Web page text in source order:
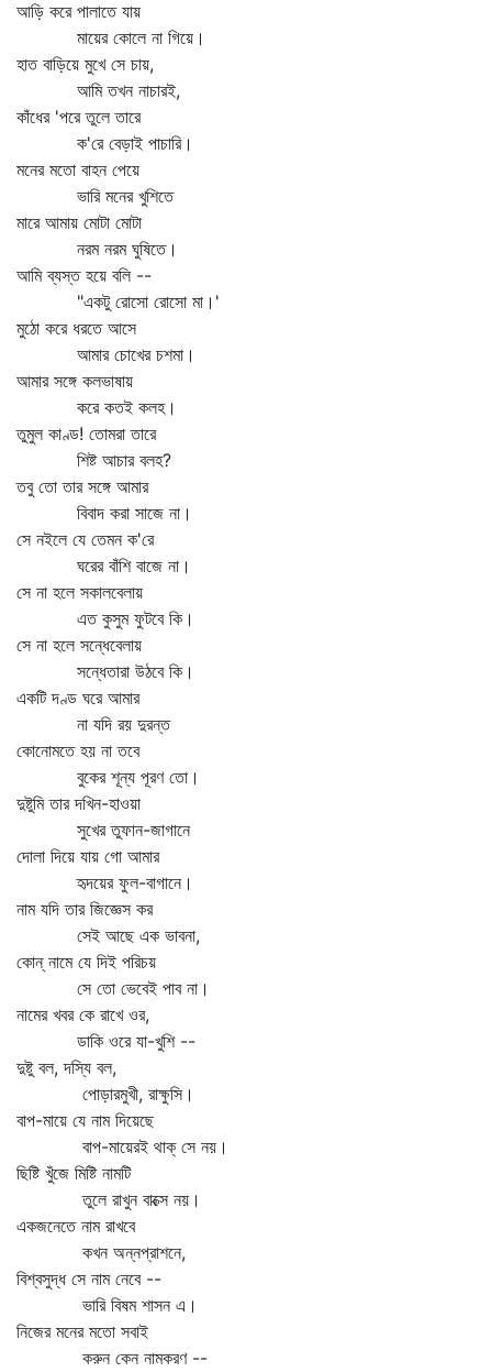
আড়ি করে পালাতে যায়
মায়ের কোলে না গিয়ে।
হাত বাড়িয়ে মুখে সে চায়,
আমি তখন নাচারই,
কাঁধের 'পরে তুলে তারে
ক'রে বেড়াই পাচারি।
মনের মতো বাহন পেয়ে
ভারি মনের খুশিতে
মারে আমায় মোটা মোটা
নরম নরম ঘুষিতে।
আমি ব্যস্ত হয়ে বলি --
"একটু রোসো রোসো মা।'
মুঠো করে ধরতে আসে
আমার চোখের চশমা।
আমার সঙ্গে কলভাষায়
করে কতই কলহ।
তুমুল কাণ্ড! তোমরা তারে
শিষ্ট আচার বলহ?
তবু তো তার সঙ্গে আমার
বিবাদ করা সাজে না।
সে নইলে যে তেমন ক'রে
ঘরের বাঁশি বাজে না।
সে না হলে সকালবেলায়
এত কুসুম ফুটবে কি।
সে না হলে সন্ধেবেলায়
সন্ধেতারা উঠবে কি।
একটি দণ্ড ঘরে আমার
না যদি রয় দুরন্ত
কোনোমতে হয় না তবে
বুকের শূন্য পূরণ তো।
দুষ্টুমি তার দখিন-হাওয়া
সুখের তুফান-জাগানে
দোলা দিয়ে যায় গো আমার
হৃদয়ের ফুল-বাগানে।
নাম যদি তার জিজ্ঞেস কর
সেই আছে এক ভাবনা,
কোন্‌ নামে যে দিই পরিচয়
সে তো ভেবেই পাব না।
নামের খবর কে রাখে ওর,
ডাকি ওরে যা-খুশি --
দুষ্টু বল, দস্যি বল,
পোড়ারমুখী, রাক্ষুসি।
বাপ-মায়ে যে নাম দিয়েছে
বাপ-মায়েরই থাক্‌ সে নয়।
ছিষ্টি খুঁজে মিষ্টি নামটি
তুলে রাখুন বাক্সে নয়।
একজনেতে নাম রাখবে
কখন অন্নপ্রাশনে,
বিশ্বসুদ্ধ সে নাম নেবে --
ভারি বিষম শাসন এ।
নিজের মনের মতো সবাই
করুন কেন নামকরণ --